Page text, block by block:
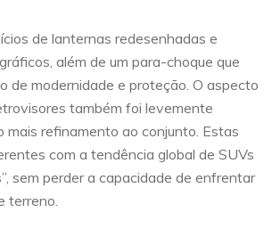
de lanternas redesenhadas e
além de um para-choque que
de modernidade e proteção. O aspecto
também foi levemente
mais refinamento ao conjunto. Estas
com a tendência global de SUVs
sem perder a capacidade de enfrentar
terreno.